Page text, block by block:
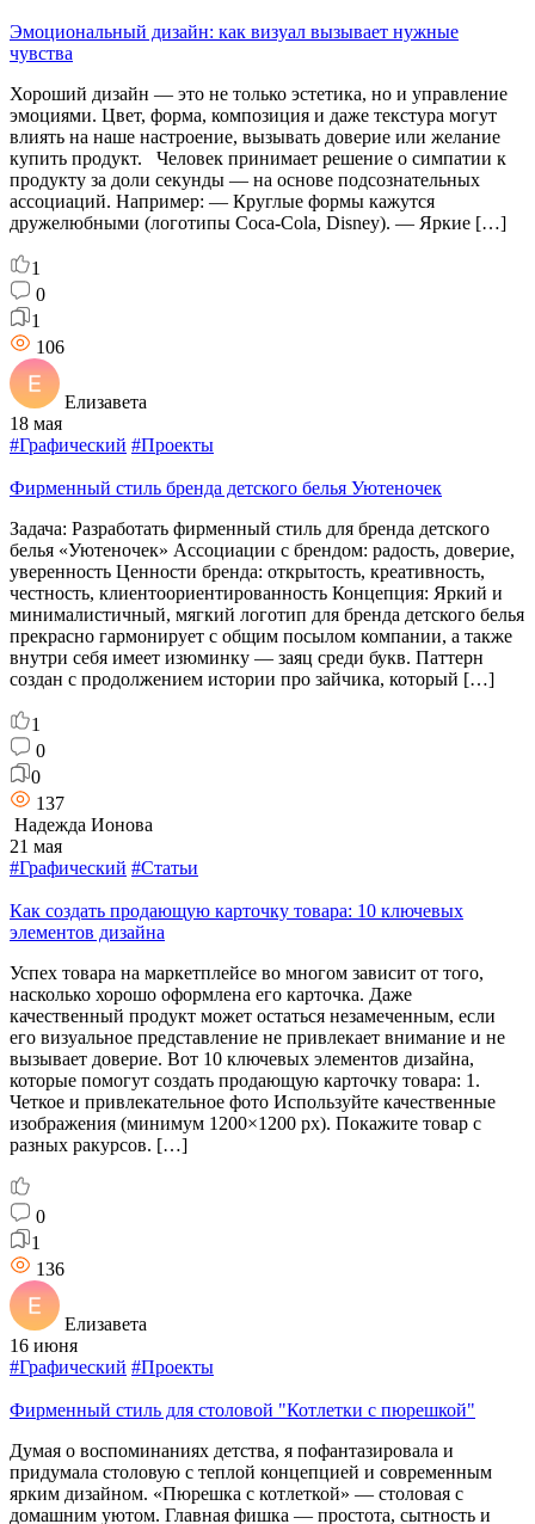
Эмоциональный дизайн: как визуал вызывает нужные
чувства
Хороший дизайн — это не только эстетика, но и управление
эмоциями. Цвет, форма, композиция и даже текстура могут
влиять на наше настроение, вызывать доверие или желание
купить продукт. Человек принимает решение о симпатии к
продукту за доли секунды — на основе подсознательных
ассоциаций. Например: — Круглые формы кажутся
дружелюбными (логотипы Coca-Cola, Disney). — Яркие […]
1
0
1
106
Елизавета
18 мая
#Графический #Проекты
Фирменный стиль бренда детского белья Уютеночек
Задача: Разработать фирменный стиль для бренда детского
белья «Уютеночек» Ассоциации с брендом: радость, доверие,
уверенность Ценности бренда: открытость, креативность,
честность, клиентоориентированность Концепция: Яркий и
минималистичный, мягкий логотип для бренда детского белья
прекрасно гармонирует с общим посылом компании, а также
внутри себя имеет изюминку — заяц среди букв. Паттерн
создан с продолжением истории про зайчика, который […]
1
0
0
137
Надежда Ионова
21 мая
#Графический #Статьи
Как создать продающую карточку товара: 10 ключевых
элементов дизайна
Успех товара на маркетплейсе во многом зависит от того,
насколько хорошо оформлена его карточка. Даже
качественный продукт может остаться незамеченным, если
его визуальное представление не привлекает внимание и не
вызывает доверие. Вот 10 ключевых элементов дизайна,
которые помогут создать продающую карточку товара: 1.
Четкое и привлекательное фото Используйте качественные
изображения (минимум 1200×1200 px). Покажите товар с
разных ракурсов. […]
0
1
136
Елизавета
16 июня
#Графический #Проекты
Фирменный стиль для столовой "Котлетки с пюрешкой"
Думая о воспоминаниях детства, я пофантазировала и
придумала столовую с теплой концепцией и современным
ярким дизайном. «Пюрешка с котлеткой» — столовая с
домашним уютом. Главная фишка — простота, сытность и